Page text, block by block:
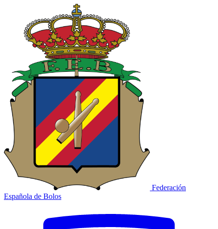
Federación
Española de Bolos